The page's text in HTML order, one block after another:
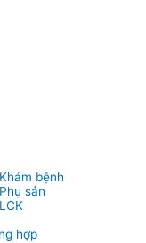
bệnh
sản
hợp